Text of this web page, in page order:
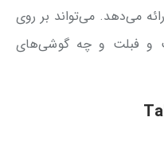
می‌دهد. می‌تواند بر روی
و فبلت و چه گوشی‌های